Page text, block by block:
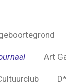
Art